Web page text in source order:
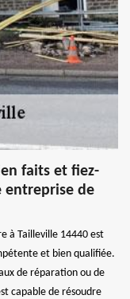
faits et fiez-
entreprise de
à Tailleville 14440 est
et bien qualifiée.
de réparation ou de
capable de résoudre